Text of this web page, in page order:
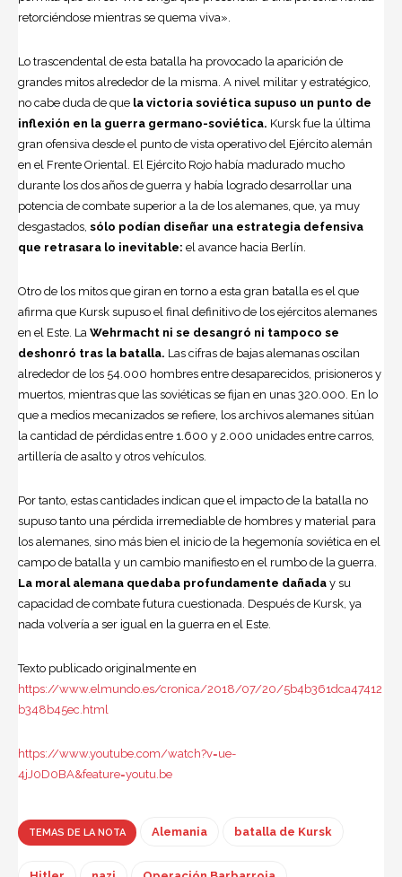
retorciéndose mientras se quema viva».
Lo trascendental de esta batalla ha provocado la aparición de
grandes mitos alrededor de la misma. A nivel militar y estratégico,
no cabe duda de que la victoria soviética supuso un punto de
inflexión en la guerra germano-soviética. Kursk fue la última
gran ofensiva desde el punto de vista operativo del Ejército alemán
en el Frente Oriental. El Ejército Rojo había madurado mucho
durante los dos años de guerra y había logrado desarrollar una
potencia de combate superior a la de los alemanes, que, ya muy
desgastados, sólo podían diseñar una estrategia defensiva
que retrasara lo inevitable: el avance hacia Berlín.
Otro de los mitos que giran en torno a esta gran batalla es el que
afirma que Kursk supuso el final definitivo de los ejércitos alemanes
en el Este. La Wehrmacht ni se desangró ni tampoco se
deshonró tras la batalla. Las cifras de bajas alemanas oscilan
alrededor de los 54.000 hombres entre desaparecidos, prisioneros y
muertos, mientras que las soviéticas se fijan en unas 320.000. En lo
que a medios mecanizados se refiere, los archivos alemanes sitúan
la cantidad de pérdidas entre 1.600 y 2.000 unidades entre carros,
artillería de asalto y otros vehículos.
Por tanto, estas cantidades indican que el impacto de la batalla no
supuso tanto una pérdida irremediable de hombres y material para
los alemanes, sino más bien el inicio de la hegemonía soviética en el
campo de batalla y un cambio manifiesto en el rumbo de la guerra.
La moral alemana quedaba profundamente dañada y su
capacidad de combate futura cuestionada. Después de Kursk, ya
nada volvería a ser igual en la guerra en el Este.
Texto publicado originalmente en
https://www.elmundo.es/cronica/2018/07/20/5b4b361dca47412
b348b45ec.html
https://www.youtube.com/watch?v=ue-
4jJ0D0BA&feature=youtu.be
TEMAS DE LA NOTA Alemania batalla de Kursk